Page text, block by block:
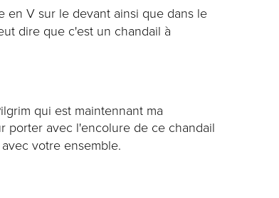
en V sur le devant ainsi que dans le
dire que c'est un chandail à
qui est maintennant ma
porter avec l'encolure de ce chandail
votre ensemble.